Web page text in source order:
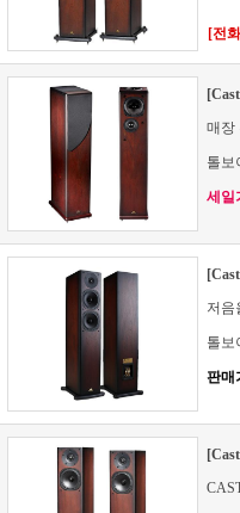
[전
매장
톨보
세일
저음
톨보
판매